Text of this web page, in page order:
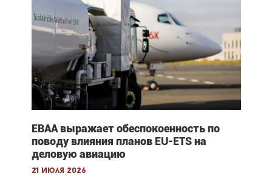
EBAA выражает обеспокоенность по
поводу влияния планов EU-ETS на
деловую авиацию
21 июля 2026